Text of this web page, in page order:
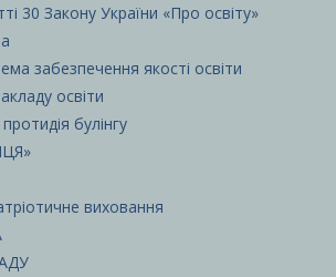
30 Закону України «Про освіту»
забезпечення якості освіти
освіти
булінгу
виховання